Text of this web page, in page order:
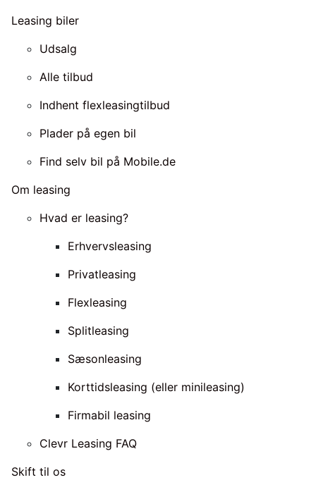
Leasing biler
Udsalg
Alle tilbud
Indhent flexleasingtilbud
Plader på egen bil
Find selv bil på Mobile.de
Om leasing
Hvad er leasing?
Erhvervsleasing
Privatleasing
Flexleasing
Splitleasing
Sæsonleasing
Korttidsleasing (eller minileasing)
Firmabil leasing
Clevr Leasing FAQ
Skift til os